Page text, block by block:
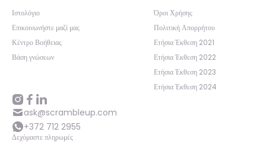
Ιστολόγιο
Επικοινωνήστε μαζί μας
Κέντρο Βοήθειας
Βάση γνώσεων
Όροι Χρήσης
Πολιτική Απορρήτου
Ετήσια Έκθεση 2021
Ετήσια Έκθεση 2022
Ετήσια Έκθεση 2023
Ετήσια Έκθεση 2024
ask@scrambleup.com
+372 712 2955
Δεχόμαστε πληρωμές